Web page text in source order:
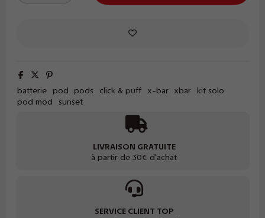
batterie pod pods click & puff x-bar xbar
kit solo
pod mod
sunset
LIVRAISON GRATUITE
à partir de 30€ d'achat
SERVICE CLIENT TOP